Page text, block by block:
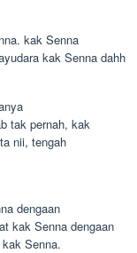
kak Senna
kak Senna dahh
pernah, kak
nii, tengah
dengaan
kak Senna dengaan
Senna.